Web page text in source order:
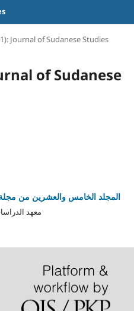
Journal of Sudanese Studies
of Sudanese
المجلد الخامس والعشرين من مجلة
معهد